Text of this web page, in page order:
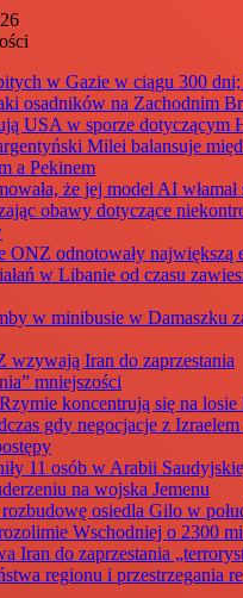
w Gazie w ciągu 300
osadników na Zachodnim
USA w sporze dotyczącym
Milei balansuje
a Pekinem
że jej model AI włamał
obawy dotyczące
ONZ odnotowały największą
w Libanie od czasu
w minibusie w Damaszku
wzywają Iran do zaprzestania
mniejszości
koncentrują się na losie
gdy negocjacje z Izraelem
11 osób w Arabii
na wojska Jemenu
osiedla Gilo w
Wschodniej o 2300
Iran do zaprzestania
regionu i przestrzegania